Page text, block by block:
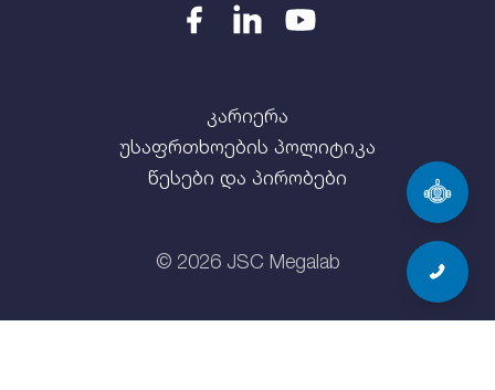
კარიერა
უსაფრთხოების პოლიტიკა
წესები და პირობები
© 2026JSC Megalab